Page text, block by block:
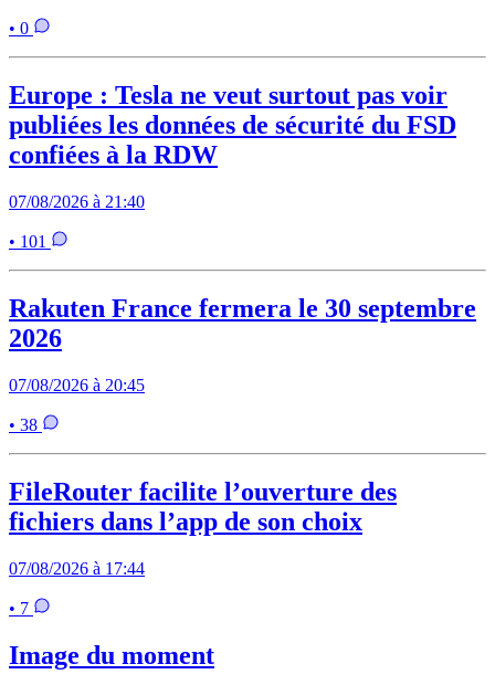
• 0
Europe : Tesla ne veut surtout pas voir
publiées les données de sécurité du FSD
confiées à la RDW
07/08/2026 à 21:40
• 101
Rakuten France fermera le 30 septembre
2026
07/08/2026 à 20:45
• 38
FileRouter facilite l’ouverture des
fichiers dans l’app de son choix
07/08/2026 à 17:44
• 7
Image du moment